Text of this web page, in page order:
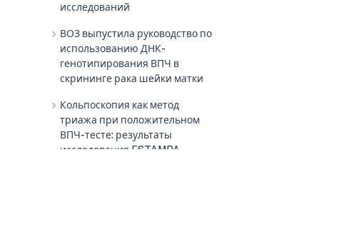
исследований
chevron_right ВОЗ выпустила руководство по
использованию ДНК-
генотипирования ВПЧ в
скрининге рака шейки матки
chevron_right Кольпоскопия как метод
триажа при положительном
ВПЧ-тесте: результаты
исследования ESTAMPA